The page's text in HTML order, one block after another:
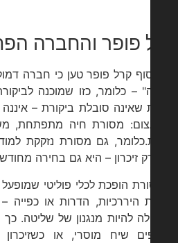
פופר והחברה
קרל פופר טען כי חברה
– כלומר, כזו שמוכנה לביקורת,
שאינה סובלת ביקורת – איננה
מסורת חיה מתפתחת, משתנה,
גם מסורת נזקקת למודרנה
זיכרון – היא גם בחירה מחודשת,
הופכת לכלי פוליטי שמופעל נגד
היררכיות, הדרות או כפייה –
להיות מנגנון של שליטה. כך
שיח מוסרי, או כשזיכרון